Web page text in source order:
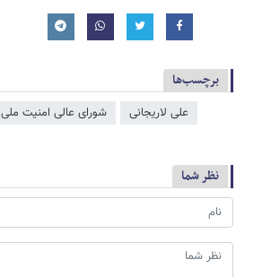
برچسب‌ها
علی لاریجانی شورای عالی امنیت ملی
نظر شما